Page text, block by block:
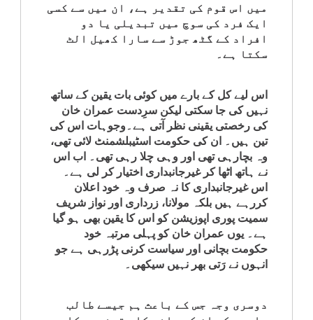
ویڈیوز
سیاست
کلام
سپلیمنٹس
میں اس قوم کی تقدیر ہے، ان میں سے کسی
ایک فرد کی سوچ میں تبدیلی یا دو
افراد کے گٹھ جوڑ سے سارا کھیل الٹ
سکتا ہے۔
اس لیے کل کے بارے میں کوئی بات یقین کے ساتھ
نہیں کی جا سکتی لیکن سرِدست عمران خان
کی رخصتی یقینی نظر آتی ہے۔وجوہات اس کی
تین ہیں۔ ان کی حکومت اسٹیبلشمنٹ لائی تھی،
وہ بچارہی تھی اور وہی چلا رہی تھی۔ اب اس
نے ہاتھ اٹھا کر غیرجانبداری اختیار کر لی ہے۔
اس غیرجانبداری کا نہ صرف وہ خود اعلان
کررہے ہیں بلکہ مولانا، زرداری اور نواز شریف
سمیت پوری اپوزیشن کو اس کا یقین بھی ہو گیا
ہے۔ یوں عمران خان کو پہلی مرتبہ خود
حکومت بچانی اور سیاست کرنی پڑرہی ہے جو
انہوں نے رَتی بھر نہیں سیکھی۔
دوسری وجہ جس کے باعث ہم جیسے طالب